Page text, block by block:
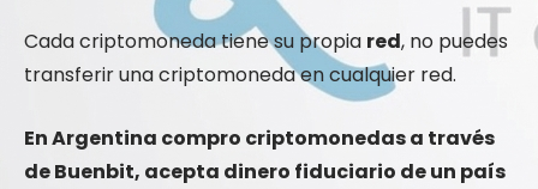
Cada criptomoneda tiene su propia red, no puedes
transferir una criptomoneda en cualquier red.
En Argentina compro criptomonedas a través
de Buenbit, acepta dinero fiduciario de un país